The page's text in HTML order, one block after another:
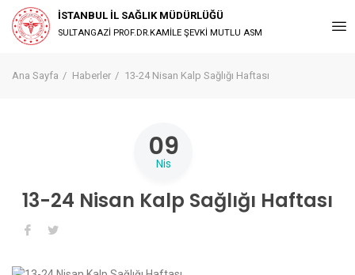
İSTANBUL İL SAĞLIK MÜDÜRLÜĞÜ
SULTANGAZİ PROF.DR.KAMİLE ŞEVKİ MUTLU ASM
Ana Sayfa Haberler 13-24 Nisan Kalp Sağlığı Haftası
09
Nis
13-24 Nisan Kalp Sağlığı Haftası